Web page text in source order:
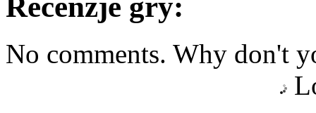
No comments. Why don't